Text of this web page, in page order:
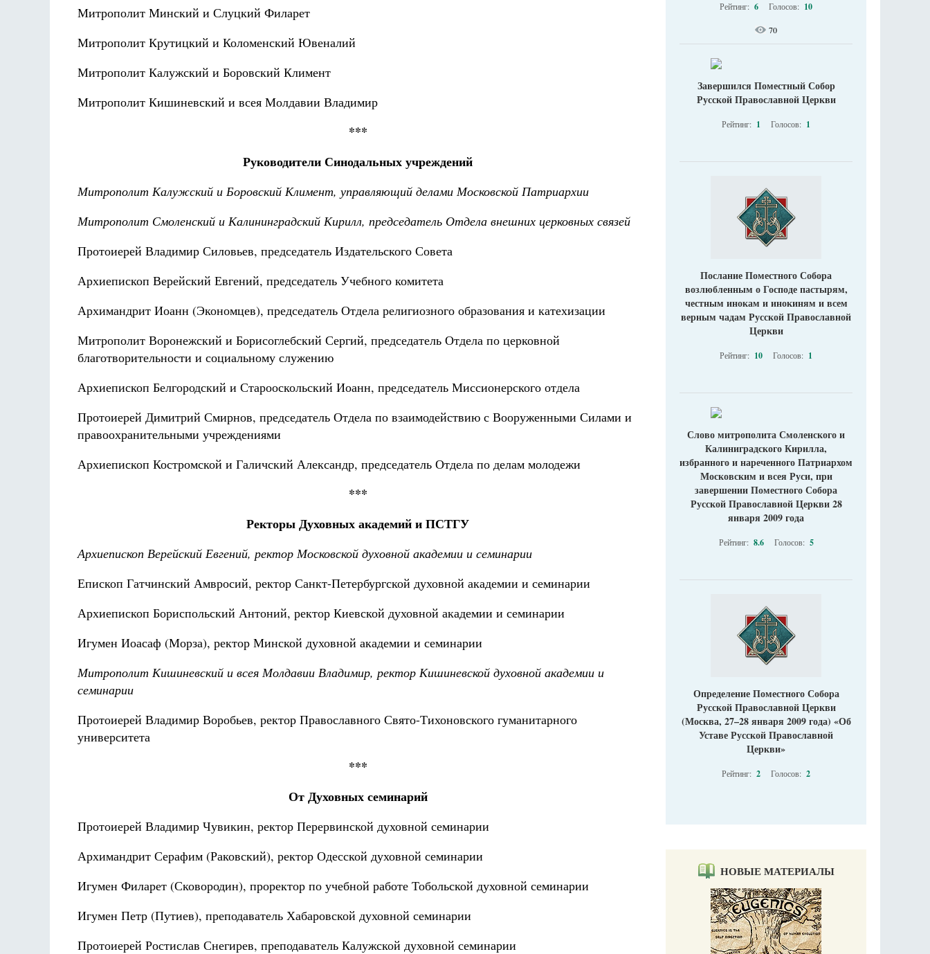
Митрополит Минский и Слуцкий Филарет
Митрополит Крутицкий и Коломенский Ювеналий
Митрополит Калужский и Боровский Климент
Митрополит Кишиневский и всея Молдавии Владимир
***
Руководители Синодальных учреждений
Митрополит Калужский и Боровский Климент, управляющий делами Московской Патриархии
Митрополит Смоленский и Калининградский Кирилл, председатель Отдела внешних церковных связей
Протоиерей Владимир Силовьев, председатель Издательского Совета
Архиепископ Верейский Евгений, председатель Учебного комитета
Архимандрит Иоанн (Экономцев), председатель Отдела религиозного образования и катехизации
Митрополит Воронежский и Борисоглебский Сергий, председатель Отдела по церковной
благотворительности и социальному служению
Архиепископ Белгородский и Старооскольский Иоанн, председатель Миссионерского отдела
Протоиерей Димитрий Смирнов, председатель Отдела по взаимодействию с Вооруженными Силами и
правоохранительными учреждениями
Архиепископ Костромской и Галичский Александр, председатель Отдела по делам молодежи
***
Ректоры Духовных академий и ПСТГУ
Архиепископ Верейский Евгений, ректор Московской духовной академии и семинарии
Епископ Гатчинский Амвросий, ректор Санкт-Петербургской духовной академии и семинарии
Архиепископ Бориспольский Антоний, ректор Киевской духовной академии и семинарии
Игумен Иоасаф (Морза), ректор Минской духовной академии и семинарии
Митрополит Кишиневский и всея Молдавии Владимир, ректор Кишиневской духовной академии и
семинарии
Протоиерей Владимир Воробьев, ректор Православного Свято-Тихоновского гуманитарного
университета
***
От Духовных семинарий
Протоиерей Владимир Чувикин, ректор Перервинской духовной семинарии
Архимандрит Серафим (Раковский), ректор Одесской духовной семинарии
Игумен Филарет (Сковородин), проректор по учебной работе Тобольской духовной семинарии
Игумен Петр (Путиев), преподаватель Хабаровской духовной семинарии
Протоиерей Ростислав Снегирев, преподаватель Калужской духовной семинарии
Рейтинг: 6 Голосов: 10
70
Завершился Поместный Собор
Русской Православной Церкви
Рейтинг: 1 Голосов: 1
Послание Поместного Собора
возлюбленным о Господе пастырям,
честным инокам и инокиням и всем
верным чадам Русской Православной
Церкви
Рейтинг: 10 Голосов: 1
Слово митрополита Смоленского и
Калиниградского Кирилла,
избранного и нареченного Патриархом
Московским и всея Руси, при
завершении Поместного Собора
Русской Православной Церкви 28
января 2009 года
Рейтинг: 8.6 Голосов: 5
Определение Поместного Собора
Русской Православной Церкви
(Москва, 27–28 января 2009 года) «Об
Уставе Русской Православной
Церкви»
Рейтинг: 2 Голосов: 2
НОВЫЕ МАТЕРИАЛЫ